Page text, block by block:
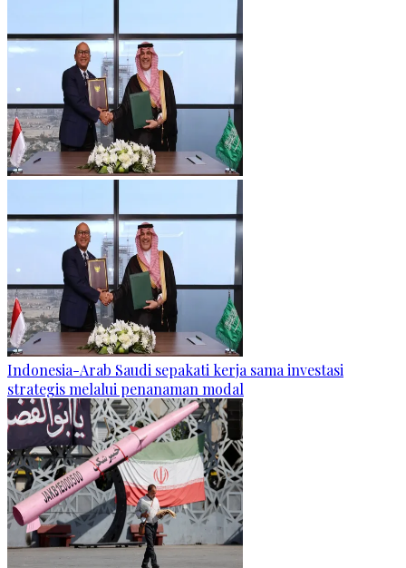
Indonesia-Arab Saudi sepakati kerja sama investasi
strategis melalui penanaman modal